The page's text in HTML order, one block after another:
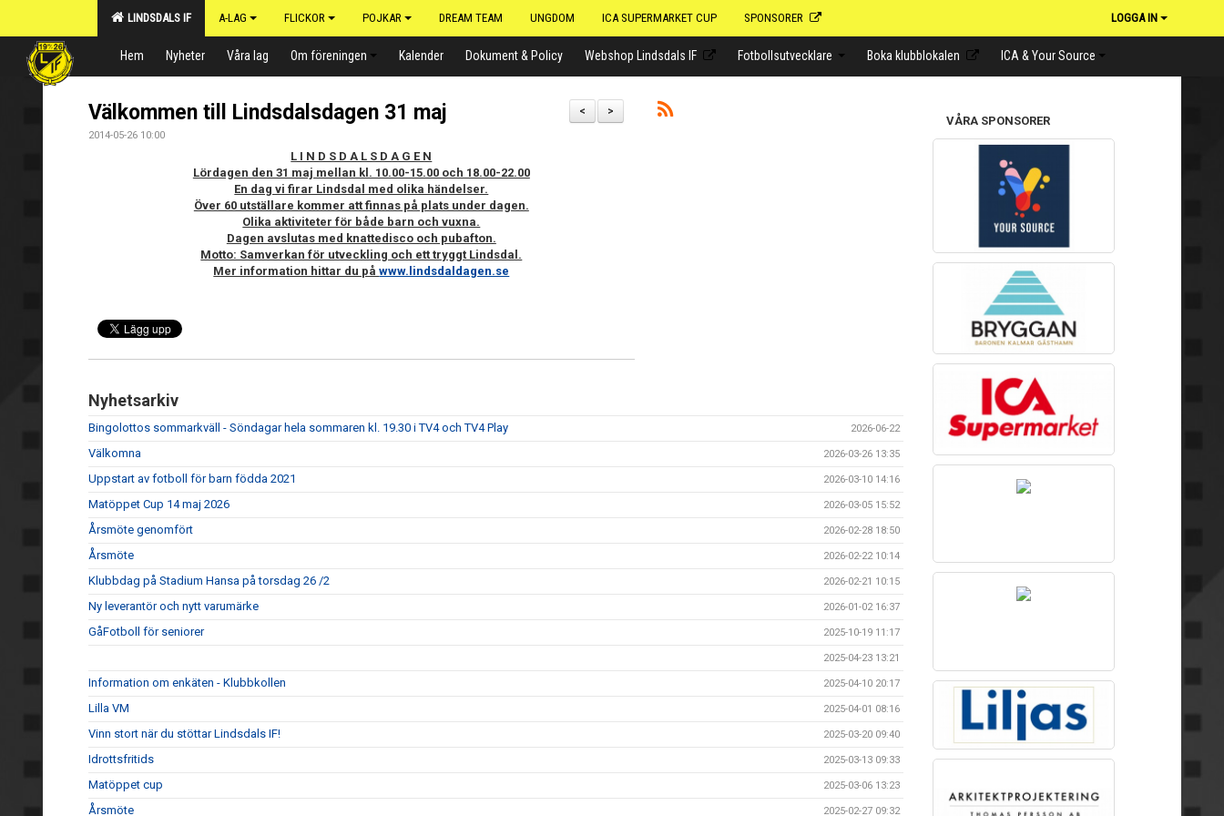
LINDSDALS IF A-LAG FLICKOR POJKAR DREAM TEAM UNGDOM ICA SUPERMARKET CUP SPONSORER LOGGA IN
Hem Nyheter Våra lag Om föreningen Kalender Dokument & Policy Webshop Lindsdals IF Fotbollsutvecklare Boka klubblokalen ICA & Your Source
>
<
Välkommen till Lindsdalsdagen 31 maj
2014-05-26 10:00
L I N D S D A L S D A G E N
Lördagen den 31 maj mellan kl. 10.00-15.00 och 18.00-22.00
En dag vi firar Lindsdal med olika händelser.
Över 60 utställare kommer att finnas på plats under dagen.
Olika aktiviteter för både barn och vuxna.
Dagen avslutas med knattedisco och pubafton.
Motto: Samverkan för utveckling och ett tryggt Lindsdal.
Mer information hittar du påwww.lindsdaldagen.se
Nyhetsarkiv
Bingolottos sommarkväll - Söndagar hela sommaren kl. 19.30 i TV4 och TV4 Play 2026-06-22
Välkomna 2026-03-26 13:35
Uppstart av fotboll för barn födda 2021 2026-03-10 14:16
Matöppet Cup 14 maj 2026 2026-03-05 15:52
Årsmöte genomfört 2026-02-28 18:50
Årsmöte 2026-02-22 10:14
Klubbdag på Stadium Hansa på torsdag 26 /2 2026-02-21 10:15
Ny leverantör och nytt varumärke 2026-01-02 16:37
GåFotboll för seniorer 2025-10-19 11:17
2025-04-23 13:21
Information om enkäten - Klubbkollen 2025-04-10 20:17
Lilla VM 2025-04-01 08:16
Vinn stort när du stöttar Lindsdals IF! 2025-03-20 09:40
Idrottsfritids 2025-03-13 09:33
Matöppet cup 2025-03-06 13:23
Årsmöte 2025-02-27 09:32
VÅRA SPONSORER